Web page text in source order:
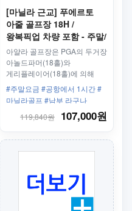
[마닐라 근교] 푸에르토
아줄 골프장 18H /
왕복픽업 차량 포함 - 주말/
휴일
아얄라 골프장은 PGA의 두거장
아놀드파머(18홀)와
게리플레이어(18홀)에 의해
설계된 36홀의 골프장
#주말요금 #공항에서 1시간 #
마닐라골프 #남부 라구나
119,840원
107,000원